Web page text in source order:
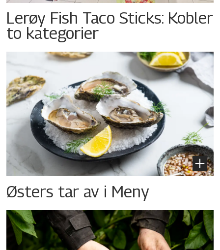
Lerøy Fish Taco Sticks: Kobler
to kategorier
Østers tar av i Meny